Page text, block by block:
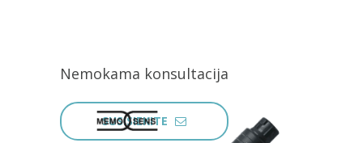
Nemokama konsultacija
SUSISIEKITE